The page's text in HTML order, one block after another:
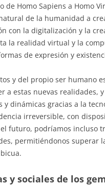
de Homo Sapiens a Homo
de la humanidad a
con la digitalización y la
la realidad virtual y la
de expresión y
y del propio ser humano
a estas nuevas realidades,
y dinámicas gracias a la
irreversible, con
futuro, podríamos incluso
permitiéndonos superar
y sociales de los